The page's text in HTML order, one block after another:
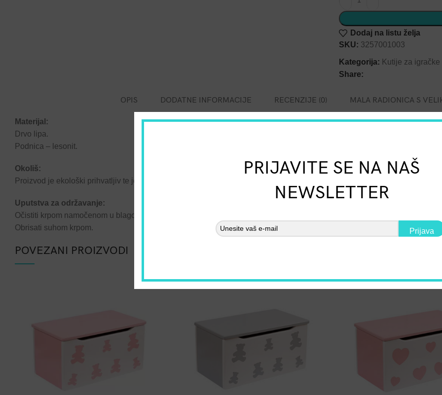
PRIJAVITE SE NA NAŠ
NEWSLETTER
Prijava
Dodaj na listu želja
SKU: 3257001003
Kategorija: Kutije za igračke
Share:
OPIS DODATNE INFORMACIJE RECENZIJE (0) MALA RADIONICA S
Materijal:
Drvo lipa.
Podnica – lesonit.
Okoliš:
Proizvod je ekološki prihvatljiv te je isti moguće reciklirati ili upotrijebiti za obnovu energije.
Uputstva za održavanje:
Očistiti krpom namočenom u blago sredstvo za čišćenje.
Obrisati suhom krpom.
POVEZANI PROIZVODI